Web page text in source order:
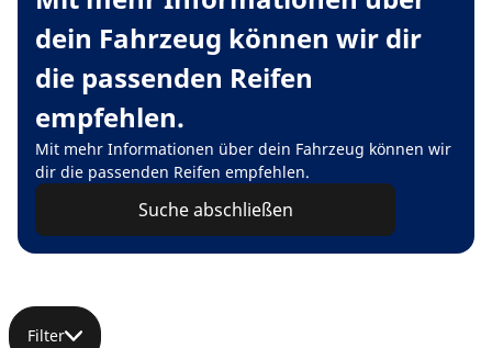
dein Fahrzeug können wir dir
die passenden Reifen
empfehlen.
Mit mehr Informationen über dein Fahrzeug können wir
dir die passenden Reifen empfehlen.
Suche abschließen
Filter